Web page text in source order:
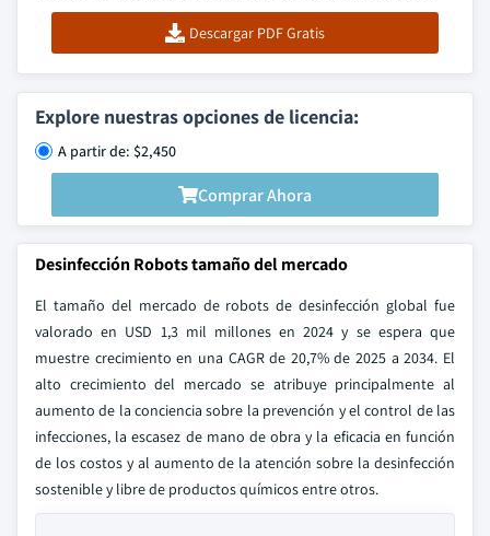
Descargar PDF Gratis
Explore nuestras opciones de licencia:
A partir de: $2,450
Comprar Ahora
Desinfección Robots tamaño del mercado
El tamaño del mercado de robots de desinfección global fue
valorado en USD 1,3 mil millones en 2024 y se espera que
muestre crecimiento en una CAGR de 20,7% de 2025 a 2034. El
alto crecimiento del mercado se atribuye principalmente al
aumento de la conciencia sobre la prevención y el control de las
infecciones, la escasez de mano de obra y la eficacia en función
de los costos y al aumento de la atención sobre la desinfección
sostenible y libre de productos químicos entre otros.